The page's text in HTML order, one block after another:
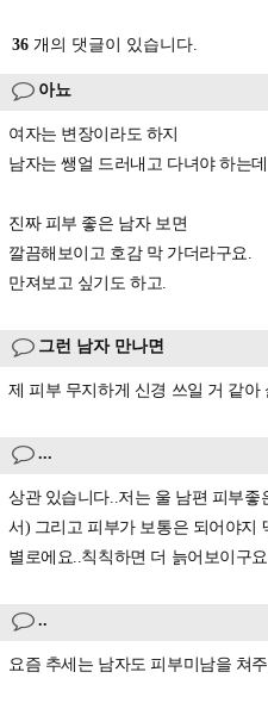
36 개의 댓글이 있습니다.
아뇨
여자는 변장이라도 하지
남자는 쌩얼 드러내고 다녀야 하는데
진짜 피부 좋은 남자 보면
깔끔해보이고 호감 막 가더라구요.
만져보고 싶기도 하고.
그런 남자 만나면
제 피부 무지하게 신경 쓰일 거 같아
...
상관 있습니다..저는 울 남편 피부좋
서) 그리고 피부가 보통은 되어야지
별로에요..칙칙하면 더 늙어보이구
..
요즘 추세는 남자도 피부미남을 쳐